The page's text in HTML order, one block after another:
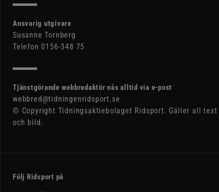
Ansvarig utgivare
Susanne Tornberg
Telefon 0156-348 75
Tjänstgörande webbredaktör nås alltid via e-post
webbred@tidningenridsport.se
© Copyright Tidningsaktiebolaget Ridsport. Gäller all text
och bild.
Följ Ridsport på